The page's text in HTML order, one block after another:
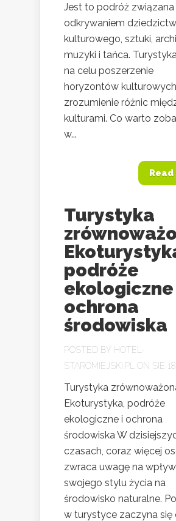
Jest to podróż związana
odkrywaniem
kulturowego, sztuki,
muzyki i tańca.
na celu poszerzenie
horyzontów
zrozumienie różnic
kulturami. Co warto
w...
Read
Turystyka
podróże
ekologiczne
ochrona
środowiska
POSTED BY HOTEL-
STAROMIEJSKI.PL
ON SIE
Turystyka
Ekoturystyka, podróże
ekologiczne i ochrona
środowiska W
czasach, coraz więcej
zwraca uwagę na wpływ
swojego stylu życia na
środowisko naturalne.
w turystyce zaczyna się